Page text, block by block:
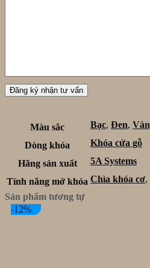
Màu sắc Bạc, Đen,
Dòng khóa
Khóa cửa gỗ
Hãng sản xuất
5A Systems
Tính năng mở khóa Chìa khóa cơ,
Sản phẩm tương tự
-12%